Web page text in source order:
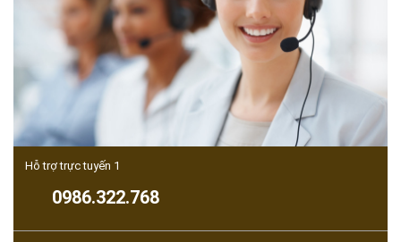
Hỗ trợ trực tuyến 1
0986.322.768